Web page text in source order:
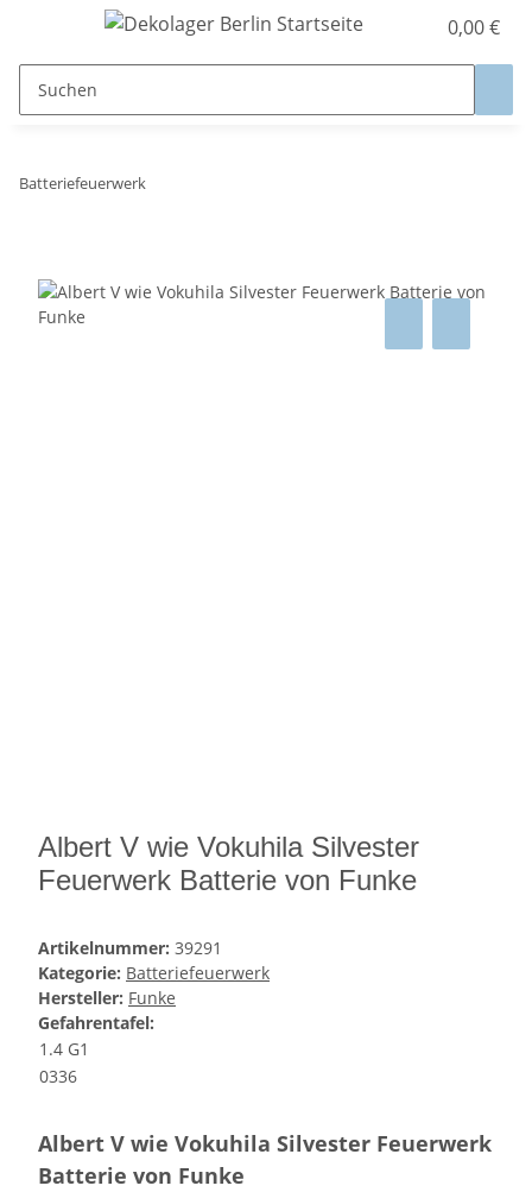
0,00 €
Batteriefeuerwerk
Albert V wie Vokuhila Silvester
Feuerwerk Batterie von Funke
Artikelnummer: 39291
Kategorie: Batteriefeuerwerk
Hersteller: Funke
Gefahrentafel:
1.4 G1
0336
Albert V wie Vokuhila Silvester Feuerwerk
Batterie von Funke